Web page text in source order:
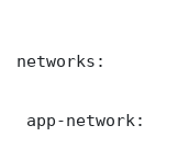
networks:
app-network: